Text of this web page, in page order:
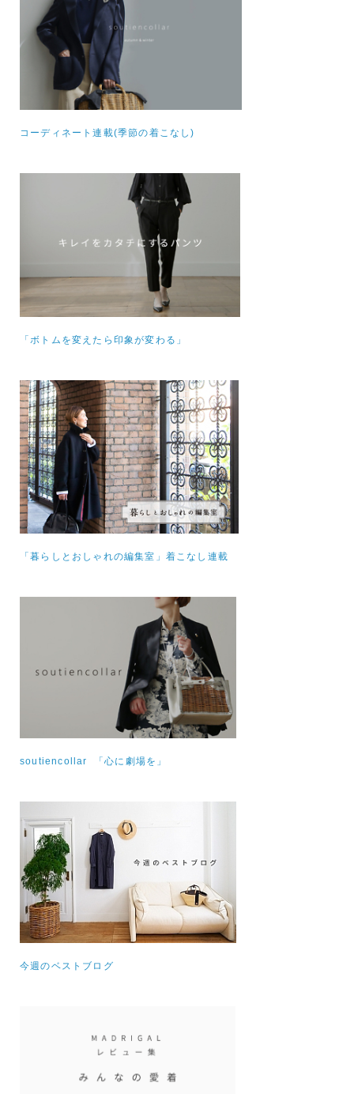
コーディネート連載(季節の着こなし)
「ボトムを変えたら印象が変わる」
「暮らしとおしゃれの編集室」着こなし連載
soutiencollar 「心に劇場を」
今週のベストブログ